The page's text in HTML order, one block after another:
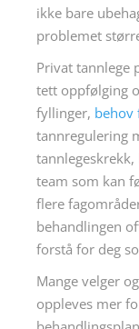
ikke bare
problemet
Privat tannlege
tett oppfølging
fyllinger,
tannregulering
team som kan
flere
behandlingen
forstå for deg
Mange velger
oppleves mer